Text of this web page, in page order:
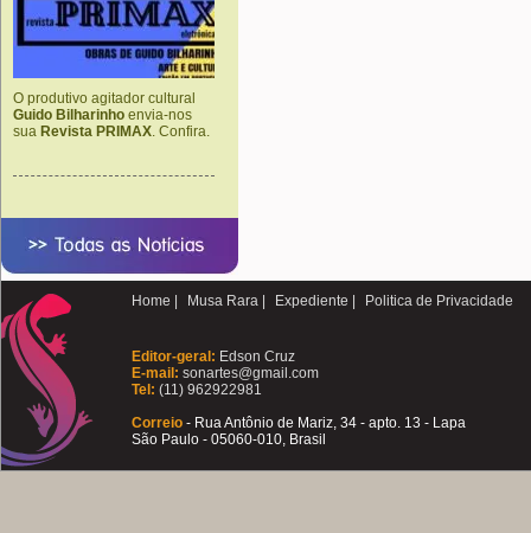
O produtivo agitador cultural
Guido Bilharinho envia-nos
sua Revista PRIMAX. Confira.
Home | Musa Rara | Expediente | Politica de Privacidade
Editor-geral: Edson Cruz
E-mail: sonartes@gmail.com
Tel: (11) 962922981
Correio - Rua Antônio de Mariz, 34 - apto. 13 - Lapa
São Paulo - 05060-010, Brasil